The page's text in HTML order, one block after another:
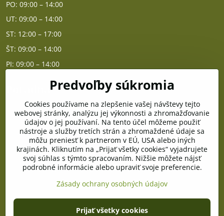
PO: 09:00 – 14:00
UT: 09:00 – 14:00
ST: 12:00 – 17:00
ŠT: 09:00 – 14:00
PI: 09:00 – 14:00
PO - PIA od 10:00 do 14:00
Telefón poradňa:
+421 903 996 513
E-mail:
poradna@pramenzdravia.sk
©2026Copyright
Predvoľby súkromiaZásady ochrany osobných údajov
Predvoľby súkromia
Cookies používame na zlepšenie vašej návštevy tejto
webovej stránky, analýzu jej výkonnosti a zhromažďovanie
údajov o jej používaní. Na tento účel môžeme použiť
nástroje a služby tretích strán a zhromaždené údaje sa
môžu preniesť k partnerom v EÚ, USA alebo iných
krajinách. Kliknutím na „Prijať všetky cookies“ vyjadrujete
svoj súhlas s týmto spracovaním. Nižšie môžete nájsť
podrobné informácie alebo upraviť svoje preferencie.
Zásady ochrany osobných údajov
Prijať všetky cookies